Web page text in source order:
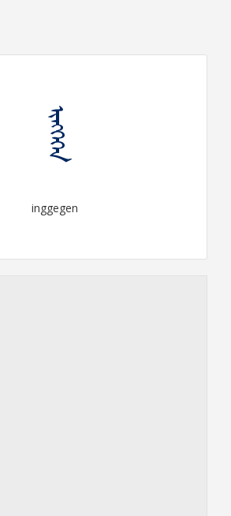
ᠢᠩᠭᠡᠭᠡᠨ
inggegen